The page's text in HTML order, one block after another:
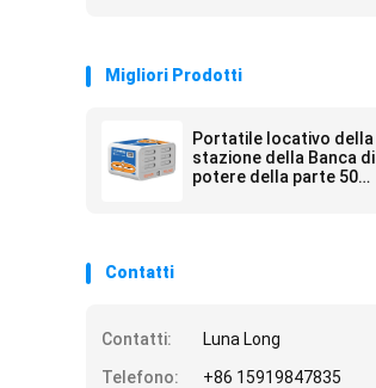
Migliori Prodotti
Portatile locativo della
stazione della Banca di
potere della parte 500
Contatti
Contatti:
Luna Long
Telefono:
+86 15919847835